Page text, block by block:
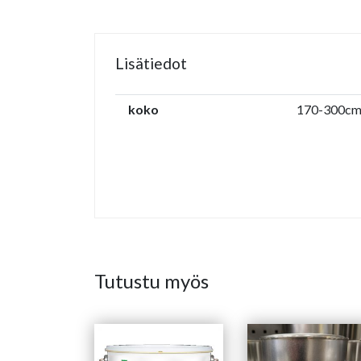
Lisätiedot
koko 170-300cm
Tutustu myös